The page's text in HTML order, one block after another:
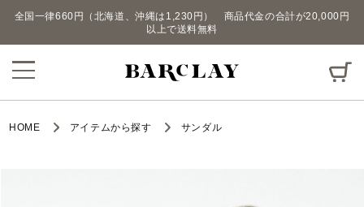
全国一律660円（北海道、沖縄は1,230円） 商品代金の合計が20,000円
以上で送料無料
HOME アイテムから探す サンダル